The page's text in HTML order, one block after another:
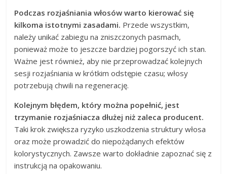
Podczas rozjaśniania włosów warto kierować się
kilkoma istotnymi zasadami. Przede wszystkim,
należy unikać zabiegu na zniszczonych pasmach,
ponieważ może to jeszcze bardziej pogorszyć ich stan.
Ważne jest również, aby nie przeprowadzać kolejnych
sesji rozjaśniania w krótkim odstępie czasu; włosy
potrzebują chwili na regenerację.
Kolejnym błędem, który można popełnić, jest
trzymanie rozjaśniacza dłużej niż zaleca producent.
Taki krok zwiększa ryzyko uszkodzenia struktury włosa
oraz może prowadzić do niepożądanych efektów
kolorystycznych. Zawsze warto dokładnie zapoznać się z
instrukcją na opakowaniu.